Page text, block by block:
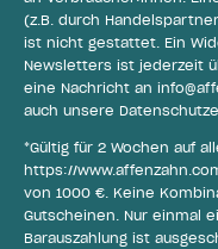
(z.B. durch
ist nicht gestattet. Ein
Newsletters ist jederzeit
eine Nachricht an
auch unsere
*Gültig für 2 Wochen auf
https://
von 1000 €. Keine
Gutscheinen. Nur einmal
Barauszahlung ist